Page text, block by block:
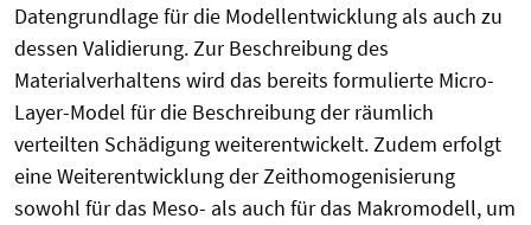
Datengrundlage für die Modellentwicklung als auch zu
dessen Validierung. Zur Beschreibung des
Materialverhaltens wird das bereits formulierte Micro-
Layer-Model für die Beschreibung der räumlich
verteilten Schädigung weiterentwickelt. Zudem erfolgt
eine Weiterentwicklung der Zeithomogenisierung
sowohl für das Meso- als auch für das Makromodell, um